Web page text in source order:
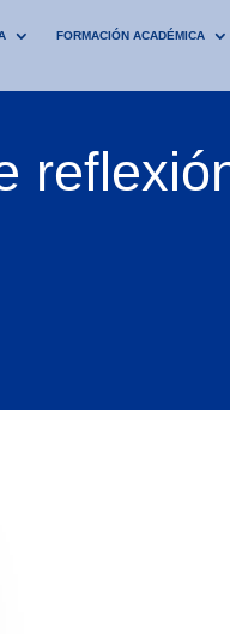
FORMACIÓN ACADÉMICA